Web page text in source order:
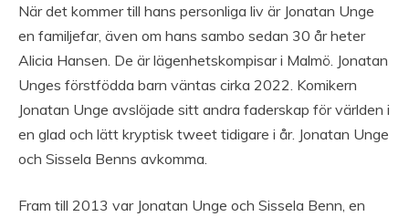
När det kommer till hans personliga liv är Jonatan Unge
en familjefar, även om hans sambo sedan 30 år heter
Alicia Hansen. De är lägenhetskompisar i Malmö. Jonatan
Unges förstfödda barn väntas cirka 2022. Komikern
Jonatan Unge avslöjade sitt andra faderskap för världen i
en glad och lätt kryptisk tweet tidigare i år. Jonatan Unge
och Sissela Benns avkomma.
Fram till 2013 var Jonatan Unge och Sissela Benn, en